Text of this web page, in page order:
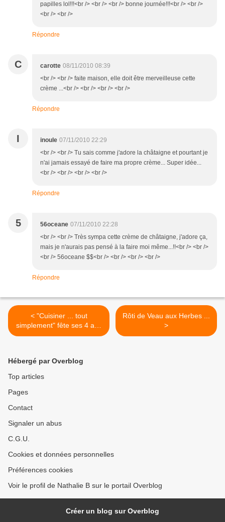
papilles lol!!!<br /> <br /> <br /> bonne journée!!!<br /> <br />
<br /> <br />
Répondre
C carotte 08/11/2010 08:39
<br /> <br /> faite maison, elle doit être merveilleuse cette
crème ...<br /> <br /> <br /> <br />
Répondre
I inoule 07/11/2010 22:29
<br /> <br /> Tu sais comme j'adore la châtaigne et pourtant je
n'ai jamais essayé de faire ma propre crème... Super idée...
<br /> <br /> <br /> <br />
Répondre
5 56oceane 07/11/2010 22:28
<br /> <br /> Très sympa cette crème de châtaigne, j'adore ça,
mais je n'aurais pas pensé à la faire moi même...!!<br /> <br />
<br /> 56oceane $$<br /> <br /> <br /> <br />
Répondre
< "Cuisiner ... tout
simplement" fête ses 4 ans
...
Rôti de Veau aux Herbes ...
>
Hébergé par Overblog
Top articles
Pages
Contact
Signaler un abus
C.G.U.
Cookies et données personnelles
Préférences cookies
Voir le profil de Nathalie B sur le portail Overblog
Créer un blog sur Overblog